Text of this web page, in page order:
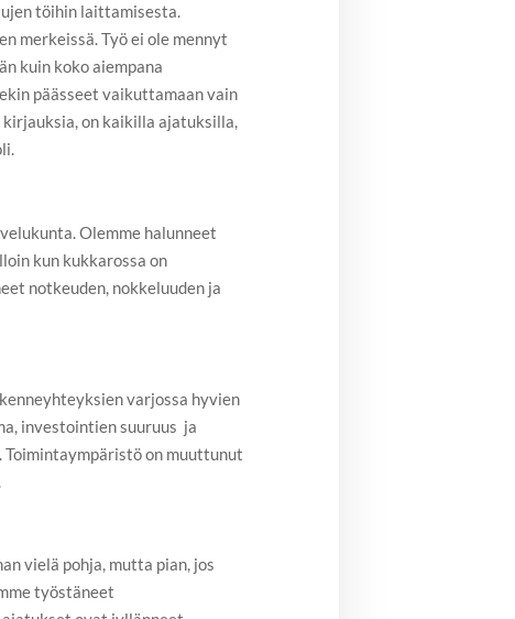
töihin laittamisesta.
merkeissä. Työ ei ole mennyt
kuin koko aiempana
päässeet vaikuttamaan vain
kirjauksia, on kaikilla ajatuksilla,
Olemme halunneet
kun kukkarossa on
notkeuden, nokkeluuden ja
varjossa hyvien
investointien suuruus ja
on muuttunut
vielä pohja, mutta pian, jos
työstäneet